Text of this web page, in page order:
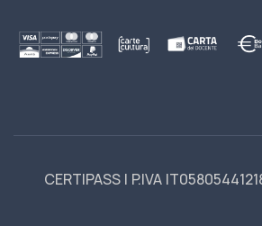
CERTIPASS | P.IVA